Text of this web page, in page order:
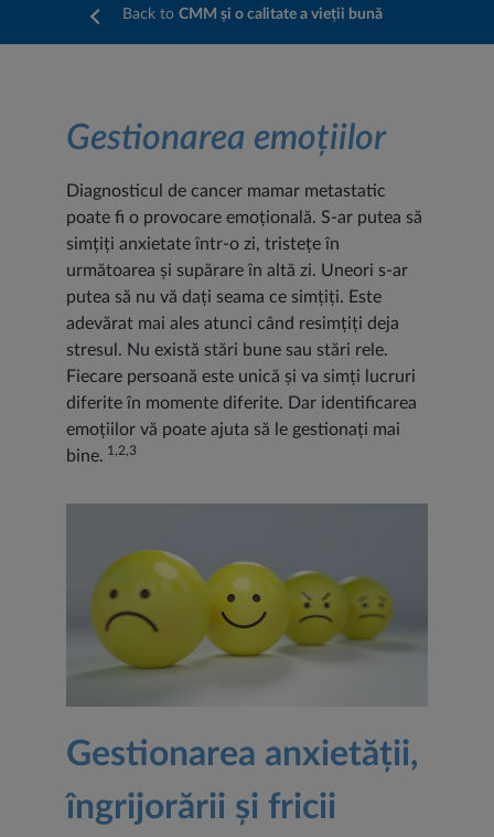
Back to CMM și o calitate a vieții bună
Gestionarea emoțiilor
Diagnosticul de cancer mamar metastatic
poate fi o provocare emoțională. S-ar putea să
simțiți anxietate într-o zi, tristețe în
următoarea și supărare în altă zi. Uneori s-ar
putea să nu vă dați seama ce simțiți. Este
adevărat mai ales atunci când resimțiți deja
stresul. Nu există stări bune sau stări rele.
Fiecare persoană este unică și va simți lucruri
diferite în momente diferite. Dar identificarea
emoțiilor vă poate ajuta să le gestionați mai
bine. 1,2,3
Gestionarea anxietății,
îngrijorării și fricii